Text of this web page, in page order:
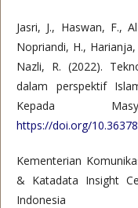
Jasri, J., Haswan, F.,
Nopriandi, H.,
Nazli, R. (2022).
dalam perspektif
Kepada
https://doi.org/
Kementerian
& Katadata Insight